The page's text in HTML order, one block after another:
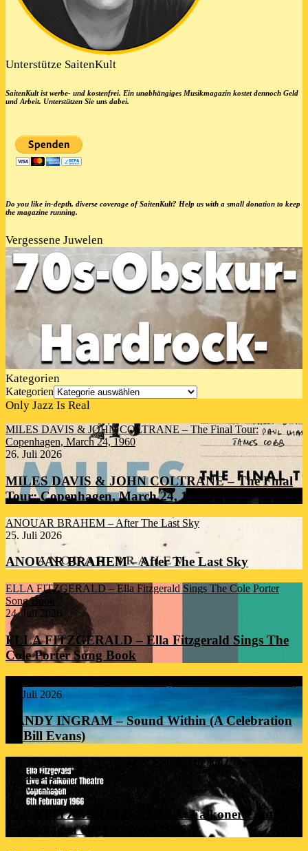
Unterstütze SaitenKult
SaitenKult ist werbe- und kostenfrei. Ein unabhängiges Musikmagazin kostet dennoch Geld
und Arbeit. Unterstützen Sie uns dabei.
Do you like in-depth, diverse coverage of SaitenKult? Help us with a small donation to keep
the magazine running.
Vergessene Juwelen
Kategorien
Kategorien
Only Jazz Is Real
MILES DAVIS & JOHN COLTRANE – The Final Tour:
Copenhagen, March 24, 1960
26. Juli 2026
MILES DAVIS & JOHN COLTRANE – The Final
Tour: Copenhagen, March 24, 1960
ANOUAR BRAHEM – After The Last Sky
25. Juli 2026
ANOUAR BRAHEM – After The Last Sky
ELLA FITZGERALD – Ella Fitzgerald Sings The Cole Porter
Song Book
24. Juli 2026
ELLA FITZGERALD – Ella Fitzgerald Sings The
Cole Porter Song Book
24. Juli 2026
RANDY INGRAM – Sound Within (A Celebration
Of Bill Evans)
ELLA FITZGERALD – Live At Falkoner Centre Copenhagen 6th
February 1966
23. Juli 2026
ELLA FITZGERALD – Live At Falkoner Centre
Copenhagen 6th February 1966